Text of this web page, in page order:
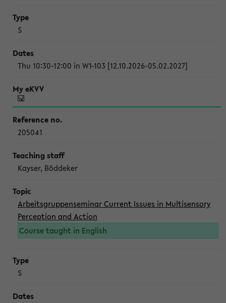
S
Thu 10:30-12:00 in W1-103 [12.10.2026-05.02.2027]
205041
Kayser, Böddeker
Arbeitsgruppenseminar Current Issues in Multisensory
Perception and Action
Course taught in English
S